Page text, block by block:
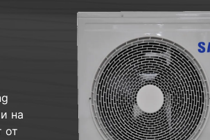
на
от